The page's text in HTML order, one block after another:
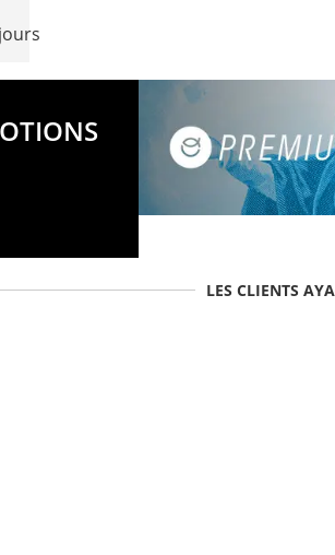
LES CLIENTS